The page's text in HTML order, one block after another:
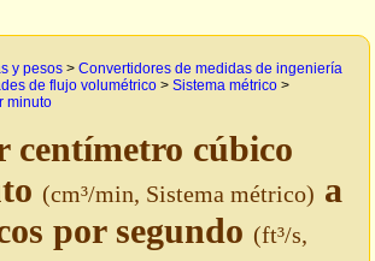
y pesos > Convertidores de medidas de ingeniería
de flujo volumétrico > Sistema métrico >
minuto
centímetro cúbico
(cm³/min, Sistema métrico) a
por segundo (ft³/s,